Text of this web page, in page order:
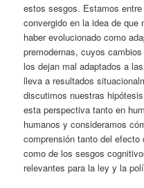
estos sesgos. Estamos
convergido en la idea de
haber evolucionado como
premodernas, cuyos
los dejan mal adaptados a
lleva a resultados
discutimos nuestras
esta perspectiva tanto en
humanos y consideramos
comprensión tanto del
como de los sesgos
relevantes para la ley y la